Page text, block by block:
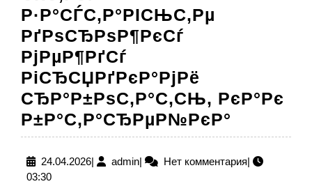
Р·Р°СЃС‚Р°РІСЊС‚Рµ
РґРѕСЂРѕР¶РєСѓ
РјРµР¶РґСѓ
РіСЂСЏРґРєР°РјРё
СЂР°Р±РѕС‚Р°С‚СЊ, РєР°Рє
Р±Р°С‚Р°СЂРµР№РєР°
СЌС‚Рѕ:
24.04.202624.04.2026
| adminadmin
| Нет комментария|
03:30